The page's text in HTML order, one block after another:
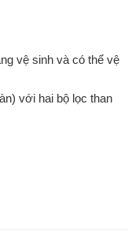
vệ sinh và có thể vệ
với hai bộ lọc than